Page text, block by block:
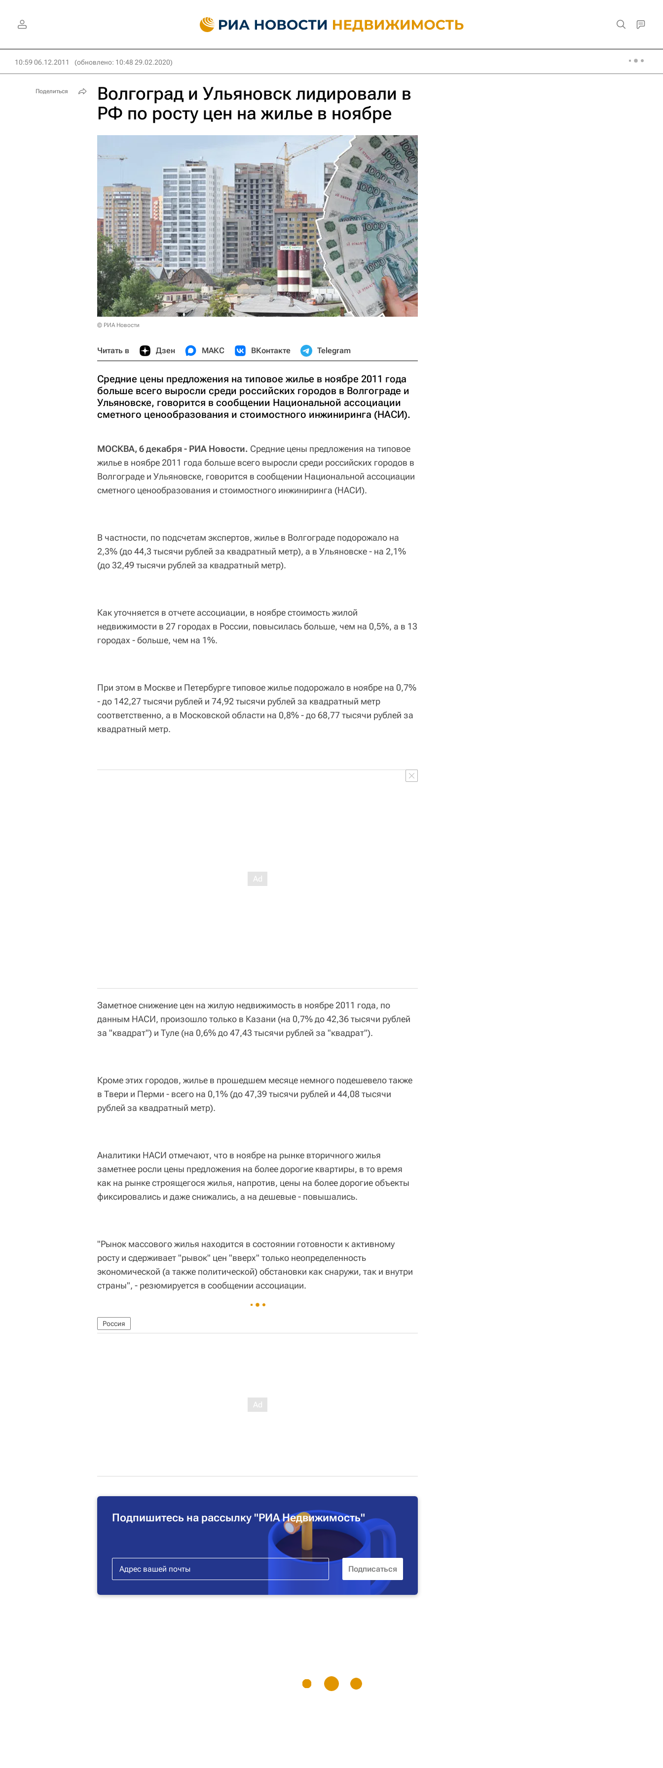
10:59 06.12.2011 (обновлено: 10:48 29.02.2020)
Волгоград и Ульяновск лидировали в
РФ по росту цен на жилье в ноябре
© РИА Новости
Читать в Дзен МАКС ВКонтакте Telegram
Средние цены предложения на типовое жилье в ноябре 2011 года
больше всего выросли среди российских городов в Волгограде и
Ульяновске, говорится в сообщении Национальной ассоциации
сметного ценообразования и стоимостного инжиниринга (НАСИ).
МОСКВА, 6 декабря - РИА Новости. Средние цены предложения на типовое
жилье в ноябре 2011 года больше всего выросли среди российских городов в
Волгограде и Ульяновске, говорится в сообщении Национальной ассоциации
сметного ценообразования и стоимостного инжиниринга (НАСИ).
В частности, по подсчетам экспертов, жилье в Волгограде подорожало на
2,3% (до 44,3 тысячи рублей за квадратный метр), а в Ульяновске - на 2,1%
(до 32,49 тысячи рублей за квадратный метр).
Как уточняется в отчете ассоциации, в ноябре стоимость жилой
недвижимости в 27 городах в России, повысилась больше, чем на 0,5%, а в 13
городах - больше, чем на 1%.
При этом в Москве и Петербурге типовое жилье подорожало в ноябре на 0,7%
- до 142,27 тысячи рублей и 74,92 тысячи рублей за квадратный метр
соответственно, а в Московской области на 0,8% - до 68,77 тысячи рублей за
квадратный метр.
Заметное снижение цен на жилую недвижимость в ноябре 2011 года, по
данным НАСИ, произошло только в Казани (на 0,7% до 42,36 тысячи рублей
за "квадрат") и Туле (на 0,6% до 47,43 тысячи рублей за "квадрат").
Кроме этих городов, жилье в прошедшем месяце немного подешевело также
в Твери и Перми - всего на 0,1% (до 47,39 тысячи рублей и 44,08 тысячи
рублей за квадратный метр).
Аналитики НАСИ отмечают, что в ноябре на рынке вторичного жилья
заметнее росли цены предложения на более дорогие квартиры, в то время
как на рынке строящегося жилья, напротив, цены на более дорогие объекты
фиксировались и даже снижались, а на дешевые - повышались.
"Рынок массового жилья находится в состоянии готовности к активному
росту и сдерживает "рывок" цен "вверх" только неопределенность
экономической (а также политической) обстановки как снаружи, так и внутри
страны", - резюмируется в сообщении ассоциации.
Россия
Подпишитесь на рассылку "РИА Недвижимость"
Поделиться